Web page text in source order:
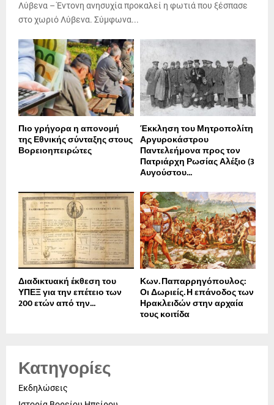
Λύβενα – Έντονη ανησυχία προκαλεί η φωτιά που ξέσπασε
στο χωριό Λύβενα. Σύμφωνα...
Πιο γρήγορα η απονοµή
της Εθνικής σύνταξης στους
Βορειοηπειρώτες
Έκκληση του Μητροπολίτη
Αργυροκάστρου
Παντελεήμονα προς τον
Πατριάρχη Ρωσίας Αλέξιο (3
Αυγούστου...
Διαδικτυακή έκθεση του
ΥΠΕΞ για την επέτειο των
200 ετών από την...
Κων. Παπαρρηγόπουλος:
Οι Δωριείς. Η επάνοδος των
Ηρακλειδών στην αρχαία
τους κοιτίδα
Κατηγορίες
Εκδηλώσεις